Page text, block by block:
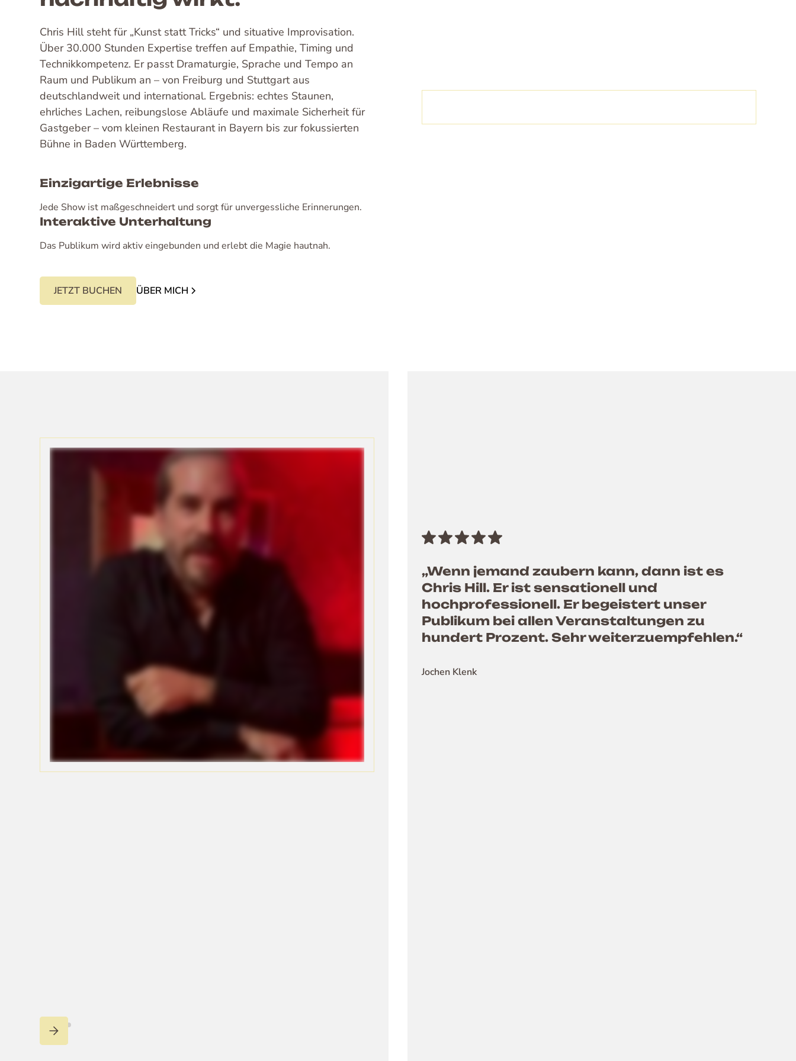
Chris Hill steht für „Kunst statt Tricks“ und situative Improvisation.
Über 30.000 Stunden Expertise treffen auf Empathie, Timing und
Technikkompetenz. Er passt Dramaturgie, Sprache und Tempo an
Raum und Publikum an – von Freiburg und Stuttgart aus
deutschlandweit und international. Ergebnis: echtes Staunen,
ehrliches Lachen, reibungslose Abläufe und maximale Sicherheit für
Gastgeber – vom kleinen Restaurant in Bayern bis zur fokussierten
Bühne in Baden Württemberg.
Einzigartige Erlebnisse
Jede Show ist maßgeschneidert und sorgt für unvergessliche Erinnerungen.
Interaktive Unterhaltung
Das Publikum wird aktiv eingebunden und erlebt die Magie hautnah.
JETZT BUCHEN ÜBER MICH
„Wenn jemand zaubern kann, dann ist es
Chris Hill. Er ist sensationell und
hochprofessionell. Er begeistert unser
Publikum bei allen Veranstaltungen zu
hundert Prozent. Sehr weiterzuempfehlen.“
Jochen Klenk